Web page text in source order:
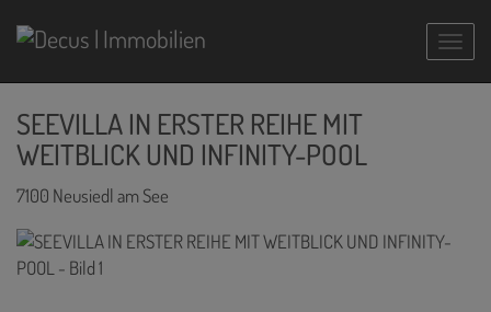
SEEVILLA IN ERSTER REIHE MIT
WEITBLICK UND INFINITY-POOL
7100 Neusiedl am See